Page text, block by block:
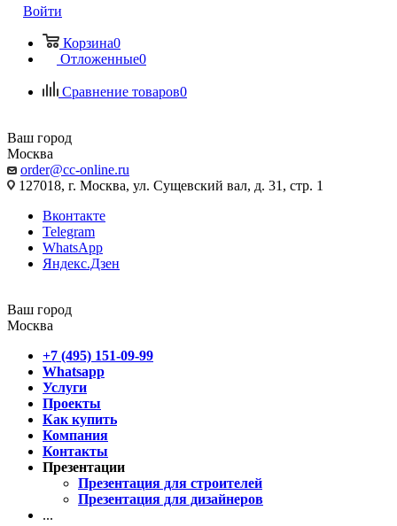
Войти
Корзина0
Отложенные0
Сравнение товаров0
Ваш город
Москва
order@cc-online.ru
127018, г. Москва, ул. Сущевский вал, д. 31, стр. 1
Вконтакте
Telegram
WhatsApp
Яндекс.Дзен
Ваш город
Москва
+7 (495) 151-09-99
Whatsapp
Услуги
Проекты
Как купить
Компания
Контакты
Презентации
Презентация для строителей
Презентация для дизайнеров
...